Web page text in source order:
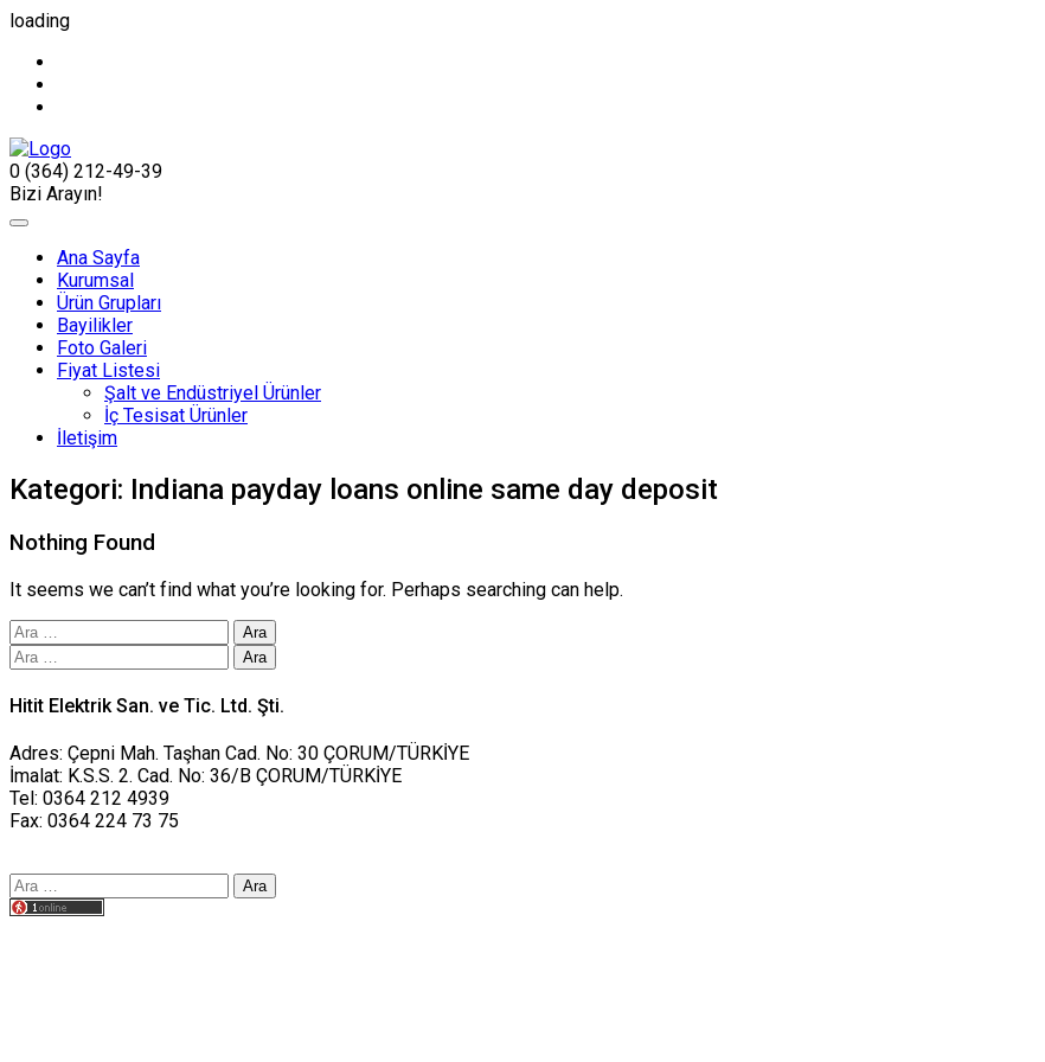
loading
0 (364) 212-49-39
Bizi Arayın!
Ana Sayfa
Kurumsal
Ürün Grupları
Bayilikler
Foto Galeri
Fiyat Listesi
Şalt ve Endüstriyel Ürünler
İç Tesisat Ürünler
İletişim
Kategori: Indiana payday loans online same day deposit
Nothing Found
It seems we can’t find what you’re looking for. Perhaps searching can help.
Arama:
Arama:
Hitit Elektrik San. ve Tic. Ltd. Şti.
Adres: Çepni Mah. Taşhan Cad. No: 30 ÇORUM/TÜRKİYE
İmalat: K.S.S. 2. Cad. No: 36/B ÇORUM/TÜRKİYE
Tel: 0364 212 4939
Fax: 0364 224 73 75
Arama: